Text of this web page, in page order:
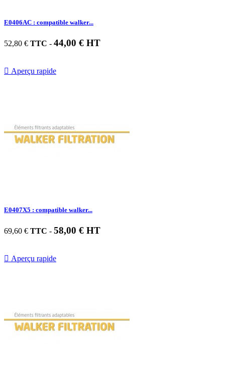
E0406AC : compatible walker...
52,80 € TTC - 44,00 € HT
 Aperçu rapide
E0407X5 : compatible walker...
69,60 € TTC - 58,00 € HT
 Aperçu rapide